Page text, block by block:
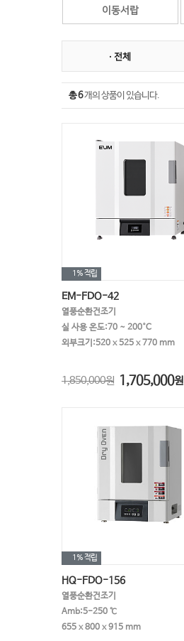
이동서랍
· 전체
총 6개의 상품이 있습니다.
1%적립
EM-FDO-42
열풍순환건조기
실 사용 온도:70 ~ 200°C
외부크기:520 x 525 x 770 mm
1,850,000원 1,705,000원
1%적립
HQ-FDO-156
열풍순환건조기
Amb:5-250 ℃
655 x 800 x 915 mm